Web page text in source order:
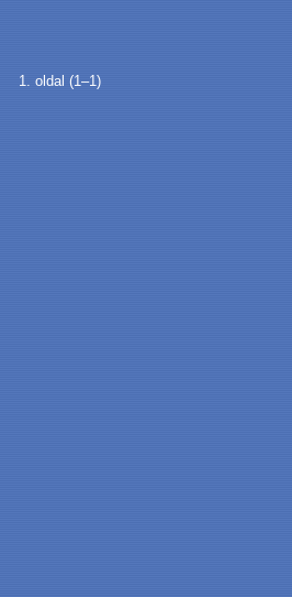
1. oldal (1–1)